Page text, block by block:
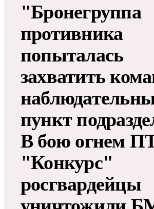
"Бронегруппа
противника
попыталась
захватить
пункт
В бою огнем
"Конкурс"
росгвардейцы